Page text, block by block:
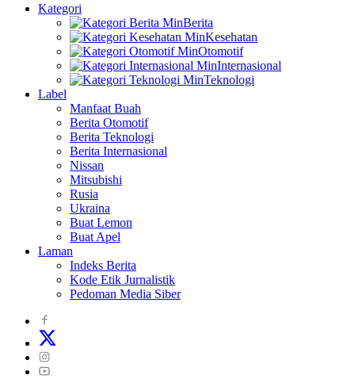
Kategori
Berita
Kesehatan
Otomotif
Internasional
Teknologi
Label
Manfaat Buah
Berita Otomotif
Berita Teknologi
Berita Internasional
Nissan
Mitsubishi
Rusia
Ukraina
Buat Lemon
Buat Apel
Laman
Indeks Berita
Kode Etik Jurnalistik
Pedoman Media Siber